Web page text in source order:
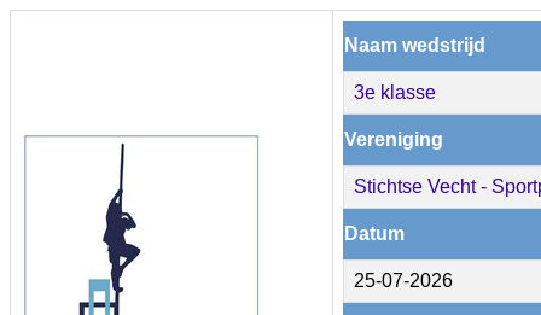
Naam wedstrijd
3e klasse
Vereniging
Stichtse Vecht -
Datum
25-07-2026